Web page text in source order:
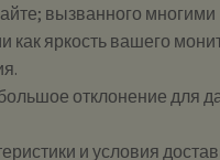
вызванного многими
как яркость вашего
отклонение для
и условия